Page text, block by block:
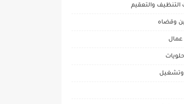
والتعقيم
وقضاه
عمال
وتشغيل